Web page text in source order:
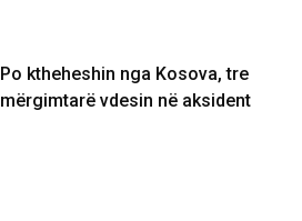
Po ktheheshin nga Kosova, tre
mërgimtarë vdesin në aksident